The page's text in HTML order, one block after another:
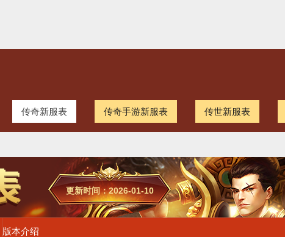
传奇新服表 传奇手游新服表 传世新服表
更新时间：2026-01-10
版本介绍